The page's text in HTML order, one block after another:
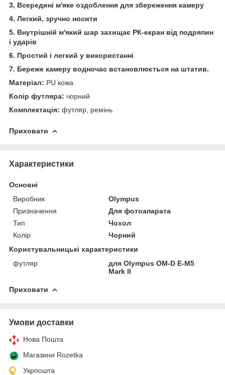
3, Всередині м'яке оздоблення для збереження камеру
4. Легкий, зручно носити
5. Внутрішній м'який шар захищає РК-екран від подряпин
і ударів
6. Простий і легкий у використанні
7. Береже камеру водночас встановлюється на штатив.
Матеріал: PU кожа
Колір футляра: чорний
Комплектація: футляр, ремінь
Приховати
Характеристики
Основні
Виробник
Olympus
Призначення
Для фотоапарата
Тип
Чохол
Колір
Чорний
Користувальницькі характеристики
футляр
для Olympus OM-D E-M5
Mark II
Приховати
Умови доставки
Нова Пошта
Магазини Rozetka
Укрпошта